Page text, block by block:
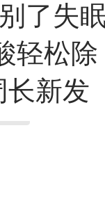
了失
轻松除
长新发